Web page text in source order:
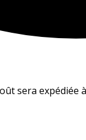
sera expédiée